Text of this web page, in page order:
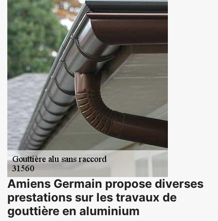
Amiens Germain propose diverses
prestations sur les travaux de
gouttière en aluminium